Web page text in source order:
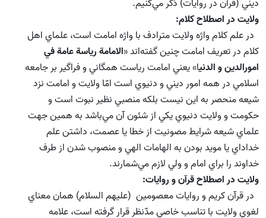
ديني (قرآن در روايات) ذكر مي‌كنيم.
ولايت در اصطلاح كلام:
در علم كلام واژه ولايت مترادف با واژه امامت است،‌ علماي اهل
كلام در تعريف امامت چنين گفته‌اند «الامامة رياسة عامة في
امورالدين و الدنيا» يعني امامت رياست همگاني و فراگير بر جامعه
اسلامي در همه امور ديني و دنيوي است امّا ولايت و امامت نزد
شيعه منحصر به اين نيست بلكه منصبي نظير نبوت است و
حكومت و ولايت دنيوي يكي از شئون آن مي‌باشد به همين جهت
علماي شيعه شرايط مصونيت از خطا يا عصمت، داشتن علم
خداداي يا مويد بودن به الهامات الهي و منصوب شدن از طرف
خداوند را براي امام و ولي لازم مي‌شمارند.
ولايت در اصطلاح قرآن و روايات:
در قرآن كريم و روايات معصومين (علیهم السلام) همان معناي
لغوي ولايت با تناسب خاصي مدّنظر قرار گرفته است، علامه